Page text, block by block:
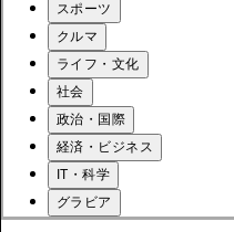
スポーツ
クルマ
ライフ・文化
社会
政治・国際
経済・ビジネス
IT・科学
グラビア